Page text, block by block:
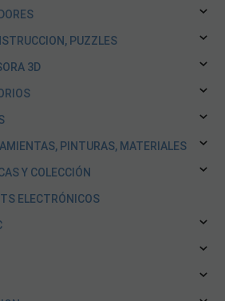
PUZZLES
3D
PINTURAS, MATERIALES
Y COLECCIÓN
ELECTRÓNICOS